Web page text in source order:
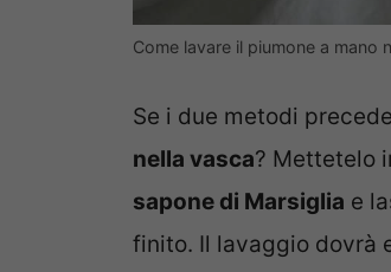
Come lavare il piumone a mano
Se i due metodi
nella vasca? Mettetelo
sapone di Marsiglia e
finito. Il lavaggio dovrà